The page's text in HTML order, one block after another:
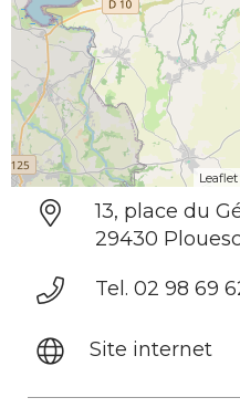
Leaflet
13, place du
29430
Tel. 02 98 69
Site internet